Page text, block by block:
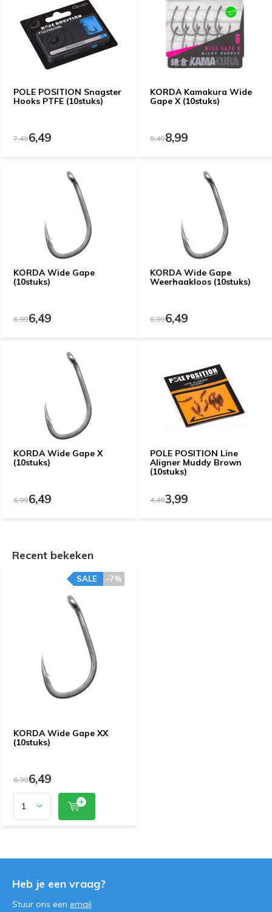
POLE POSITION Snagster
Hooks PTFE (10stuks)
7,496,49
KORDA Kamakura Wide
Gape X (10stuks)
9,498,99
KORDA Wide Gape
(10stuks)
6,996,49
KORDA Wide Gape
Weerhaakloos (10stuks)
6,996,49
KORDA Wide Gape X
(10stuks)
6,996,49
POLE POSITION Line
Aligner Muddy Brown
(10stuks)
4,493,99
Recent bekeken
KORDA Wide Gape XX
(10stuks)
-7%
SALE
6,996,49
Heb je een vraag?
Stuur ons een email